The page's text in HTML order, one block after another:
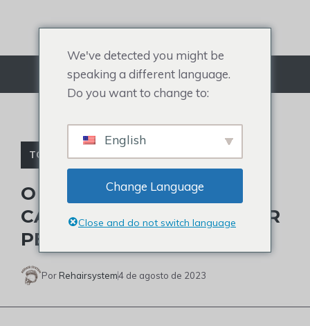
Cardápio
TOPPER DE CABELO PARA MULHERES
O QUE É UM TOPPER DE
CABELO E ONDE COMPRAR
PERTO DE VOCÊ?
Por Rehairsystem4 de agosto de 2023
We've detected you might be
speaking a different language.
Do you want to change to:
English
Change Language
Close and do not switch language